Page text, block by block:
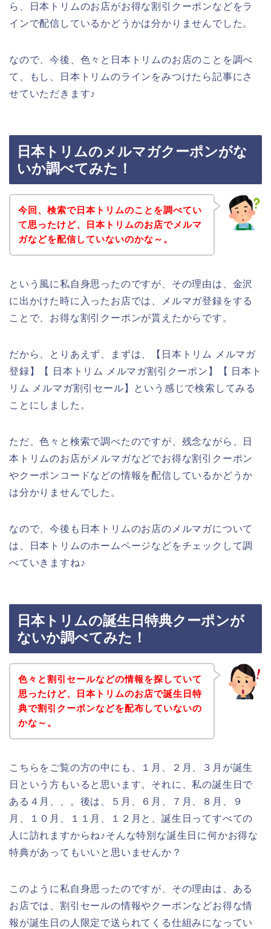
ら、日本トリムのお店がお得な割引クーポンなどをラ
インで配信しているかどうかは分かりませんでした。
なので、今後、色々と日本トリムのお店のことを調べ
て、もし、日本トリムのラインをみつけたら記事にさ
せていただきます♪
日本トリムのメルマガクーポンがな
いか調べてみた！
今回、検索で日本トリムのことを調べてい
て思ったけど、日本トリムのお店でメルマ
ガなどを配信していないのかな～。
という風に私自身思ったのですが、その理由は、金沢
に出かけた時に入ったお店では、メルマガ登録をする
ことで、お得な割引クーポンが貰えたからです。
だから、とりあえず、まずは、【日本トリム メルマガ
登録】【 日本トリム メルマガ割引クーポン】【 日本ト
リム メルマガ割引セール】という感じで検索してみる
ことにしました。
ただ、色々と検索で調べたのですが、残念ながら、日
本トリムのお店がメルマガなどでお得な割引クーポン
やクーポンコードなどの情報を配信しているかどうか
は分かりませんでした。
なので、今後も日本トリムのお店のメルマガについて
は、日本トリムのホームページなどをチェックして調
べていきますね♪
日本トリムの誕生日特典クーポンが
ないか調べてみた！
色々と割引セールなどの情報を探していて
思ったけど、日本トリムのお店で誕生日特
典で割引クーポンなどを配布していないの
かな～。
こちらをご覧の方の中にも、１月、２月、３月が誕生
日という方もいると思います。それに、私の誕生日で
ある４月、、。後は、５月、６月、７月、８月、９
月、１０月、１１月、１２月と、誕生日ってすべての
人に訪れますからね♪そんな特別な誕生日に何かお得な
特典があってもいいと思いませんか？
このように私自身思ったのですが、その理由は、ある
お店では、割引セールの情報やクーポンなどお得な情
報が誕生日の人限定で送られてくる仕組みになってい